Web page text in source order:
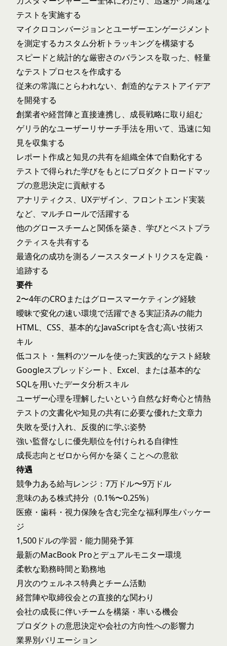
テストを実施する
マイクロコンバージョンとユーザーエンゲージメント
を測定するカスタム分析トラッキングを構築する
スピードと統計的な厳密さのバランスを取った、軽量
なテストプロセスを作成する
従来の常識にとらわれない、創造的なテストアイデア
を開発する
創業者や経営陣と直接連携し、成長戦略に取り組む
ゲリラ的なユーザーリサーチ手法を用いて、迅速に知
見を収集する
レポート作成と知見の共有を組織全体で自動化する
テストで得られた学びをもとにプロダクトロードマッ
プの意思決定に貢献する
アナリティクス、UXデザイン、フロントエンド実装
など、マルチロールで活躍する
他のグロースチームと関係を築き、学びとベストプラ
クティスを共有する
最適化の成功を測るノーススターメトリクスを定義・
追跡する
要件
2〜4年のCROまたはグロースマーケティング経験
曖昧で変化の速い環境で活躍できる実証済みの能力
HTML、CSS、基本的なJavaScriptを含む高い技術ス
キル
低コスト・無料のツールを使った実践的なテスト経験
Googleスプレッドシート、Excel、または基本的な
SQLを用いたデータ分析スキル
ユーザー心理を理解したいという自然な好奇心と情熱
テストの文書化や知見の共有に必要な優れた文章力
失敗を受け入れ、反復的に学ぶ姿勢
強い監督なしに優先順位を付けられる自律性
成長志向とゼロから何かを築くことへの意欲
待遇
競争力ある給与レンジ：7万ドル〜9万ドル
意味のある株式持分（0.1%〜0.25%）
医療・歯科・視力保険を含む完全な福利厚生パッケー
ジ
1,500ドルの学習・能力開発予算
最新のMacBook Proとデュアルモニター環境
柔軟な勤務時間と勤務地
月次のウェルネス特典とチーム活動
経営陣や取締役会との直接的な関わり
会社の成長に伴いチームを構築・率いる機会
プロダクトの意思決定や会社の方向性への影響力
業界別バリエーション